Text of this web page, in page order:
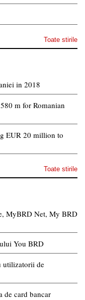
Toate stirile
in 2018
m for Romanian
EUR 20 million to
Toate stirile
MyBRD Net, My BRD
You BRD
utilizatorii de
de card bancar